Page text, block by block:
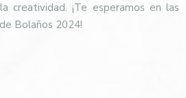
creatividad. ¡Te esperamos en las
Bolaños 2024!